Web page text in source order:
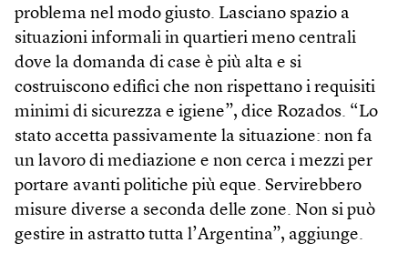
problema nel modo giusto. Lasciano spazio a
situazioni informali in quartieri meno centrali
dove la domanda di case è più alta e si
costruiscono edifici che non rispettano i requisiti
minimi di sicurezza e igiene”, dice Rozados. “Lo
stato accetta passivamente la situazione: non fa
un lavoro di mediazione e non cerca i mezzi per
portare avanti politiche più eque. Servirebbero
misure diverse a seconda delle zone. Non si può
gestire in astratto tutta l’Argentina”, aggiunge.